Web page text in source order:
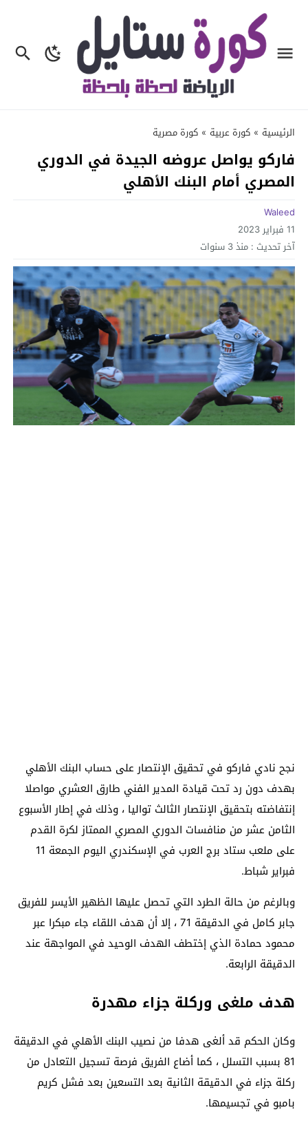
الرئيسية » كورة عربية » كورة مصرية
فاركو يواصل عروضه الجيدة في الدوري
المصري أمام البنك الأهلي
Waleed
11 فبراير 2023
آخر تحديث : منذ 3 سنوات
نجح نادي فاركو في تحقيق الإنتصار على حساب البنك الأهلي
بهدف دون رد تحت قيادة المدير الفني طارق العشري مواصلا
إنتفاضته بتحقيق الإنتصار الثالث تواليا ، وذلك في إطار الأسبوع
الثامن عشر من منافسات الدوري المصري الممتاز لكرة القدم
على ملعب ستاد برج العرب في الإسكندري اليوم الجمعة 11
فبراير شباط.
وبالرغم من حالة الطرد التي تحصل عليها الظهير الأيسر للفريق
جابر كامل في الدقيقة 71 ، إلا أن هدف اللقاء جاء مبكرا عبر
محمود حمادة الذي إختطف الهدف الوحيد في المواجهة عند
الدقيقة الرابعة.
هدف ملغى وركلة جزاء مهدرة
وكان الحكم قد ألغى هدفا من نصيب البنك الأهلي في الدقيقة
81 بسبب التسلل ، كما أضاع الفريق فرصة تسجيل التعادل من
ركلة جزاء في الدقيقة الثانية بعد التسعين بعد فشل كريم
بامبو في تجسيمها.